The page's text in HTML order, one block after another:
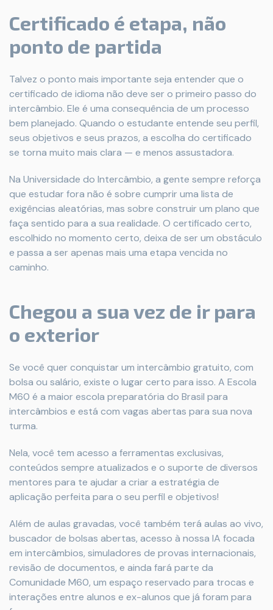
Certificado é etapa, não
ponto de partida
Talvez o ponto mais importante seja entender que o
certificado de idioma não deve ser o primeiro passo do
intercâmbio. Ele é uma consequência de um processo
bem planejado. Quando o estudante entende seu perfil,
seus objetivos e seus prazos, a escolha do certificado
se torna muito mais clara — e menos assustadora.
Na Universidade do Intercâmbio, a gente sempre reforça
que estudar fora não é sobre cumprir uma lista de
exigências aleatórias, mas sobre construir um plano que
faça sentido para a sua realidade. O certificado certo,
escolhido no momento certo, deixa de ser um obstáculo
e passa a ser apenas mais uma etapa vencida no
caminho.
Chegou a sua vez de ir para
o exterior
Se você quer conquistar um intercâmbio gratuito, com
bolsa ou salário, existe o lugar certo para isso. A Escola
M60 é a maior escola preparatória do Brasil para
intercâmbios e está com vagas abertas para sua nova
turma.
Nela, você tem acesso a ferramentas exclusivas,
conteúdos sempre atualizados e o suporte de diversos
mentores para te ajudar a criar a estratégia de
aplicação perfeita para o seu perfil e objetivos!
Além de aulas gravadas, você também terá aulas ao vivo,
buscador de bolsas abertas, acesso à nossa IA focada
em intercâmbios, simuladores de provas internacionais,
revisão de documentos, e ainda fará parte da
Comunidade M60, um espaço reservado para trocas e
interações entre alunos e ex-alunos que já foram para